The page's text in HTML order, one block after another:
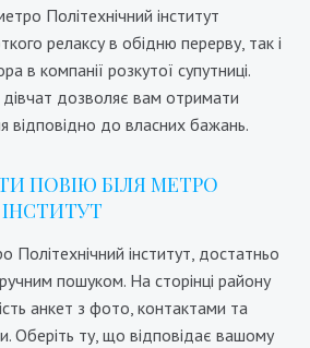
Політехнічний інститут
релаксу в обідню перерву, так і
в компанії розкутої супутниці.
дівчат дозволяє вам отримати
відповідно до власних бажань.
ПОВІЮ БІЛЯ МЕТРО
інститут, достатньо
пошуком. На сторінці району
анкет з фото, контактами та
Оберіть ту, що відповідає вашому